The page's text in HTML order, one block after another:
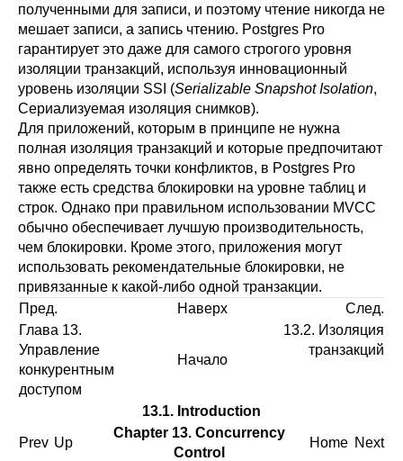
полученными для записи, и поэтому чтение никогда не
мешает записи, а запись чтению. Postgres Pro
гарантирует это даже для самого строгого уровня
изоляции транзакций, используя инновационный
уровень изоляции SSI (Serializable Snapshot Isolation,
Сериализуемая изоляция снимков).
Для приложений, которым в принципе не нужна
полная изоляция транзакций и которые предпочитают
явно определять точки конфликтов, в Postgres Pro
также есть средства блокировки на уровне таблиц и
строк. Однако при правильном использовании MVCC
обычно обеспечивает лучшую производительность,
чем блокировки. Кроме этого, приложения могут
использовать рекомендательные блокировки, не
привязанные к какой-либо одной транзакции.
Пред.
Наверх
След.
Глава 13.
Управление
конкурентным
доступом
Начало
13.2. Изоляция
транзакций
13.1. Introduction
Prev Up
Chapter 13. Concurrency
Control
Home Next